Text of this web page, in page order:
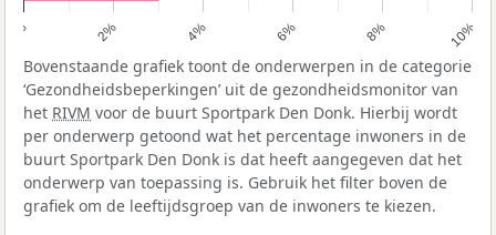
0% 2% 4% 6% 8% 10%
Bovenstaande grafiek toont de onderwerpen in de categorie
‘Gezondheidsbeperkingen’ uit de gezondheidsmonitor van
het RIVM voor de buurt Sportpark Den Donk. Hierbij wordt
per onderwerp getoond wat het percentage inwoners in de
buurt Sportpark Den Donk is dat heeft aangegeven dat het
onderwerp van toepassing is. Gebruik het filter boven de
grafiek om de leeftijdsgroep van de inwoners te kiezen.